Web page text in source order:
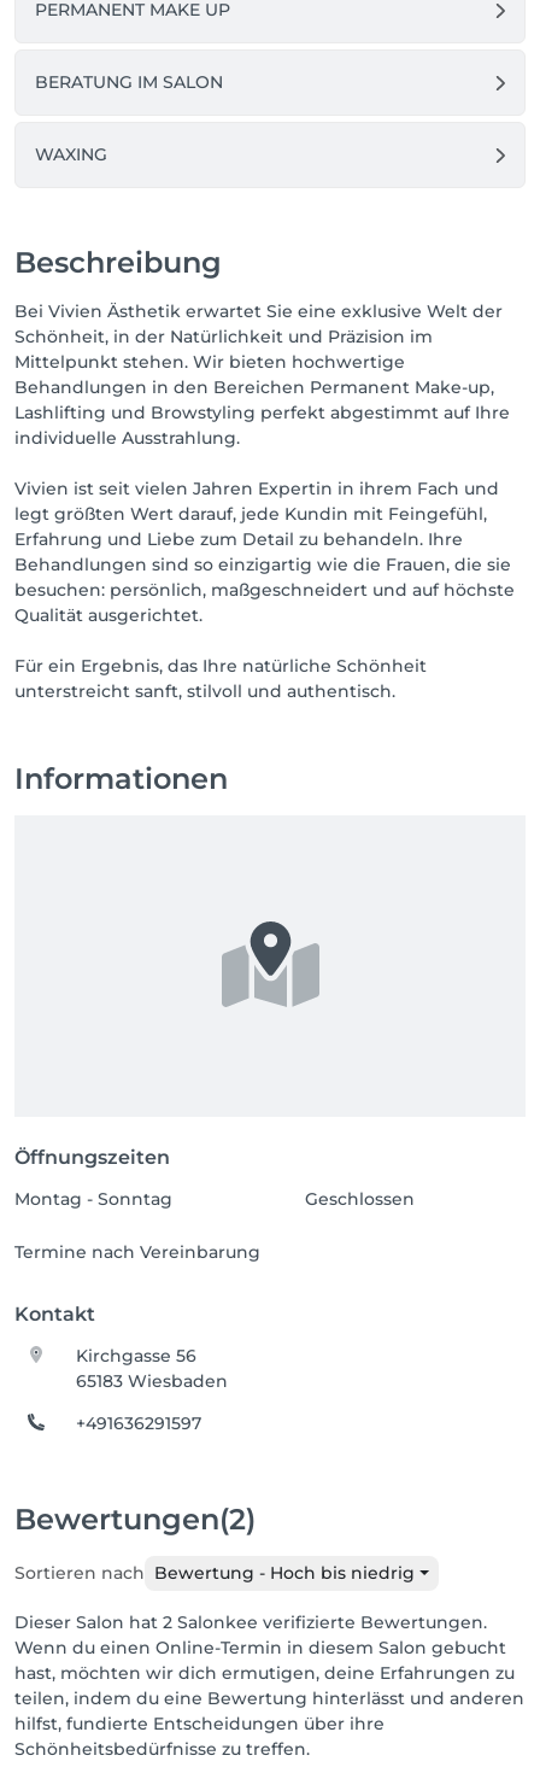
PERMANENT MAKE UP
BERATUNG IM SALON
WAXING
Beschreibung
Bei Vivien Ästhetik erwartet Sie eine exklusive Welt der
Schönheit, in der Natürlichkeit und Präzision im
Mittelpunkt stehen. Wir bieten hochwertige
Behandlungen in den Bereichen Permanent Make-up,
Lashlifting und Browstyling perfekt abgestimmt auf Ihre
individuelle Ausstrahlung.
Vivien ist seit vielen Jahren Expertin in ihrem Fach und
legt größten Wert darauf, jede Kundin mit Feingefühl,
Erfahrung und Liebe zum Detail zu behandeln. Ihre
Behandlungen sind so einzigartig wie die Frauen, die sie
besuchen: persönlich, maßgeschneidert und auf höchste
Qualität ausgerichtet.
Für ein Ergebnis, das Ihre natürliche Schönheit
Informationen
Öffnungszeiten
Montag - Sonntag Geschlossen
Termine nach Vereinbarung
Kontakt
Kirchgasse 56
65183 Wiesbaden
+491636291597
Bewertungen(2)
Sortieren nach Bewertung - Hoch bis niedrig
Dieser Salon hat 2 Salonkee verifizierte Bewertungen.
Wenn du einen Online-Termin in diesem Salon gebucht
hast, möchten wir dich ermutigen, deine Erfahrungen zu
teilen, indem du eine Bewertung hinterlässt und anderen
hilfst, fundierte Entscheidungen über ihre
Schönheitsbedürfnisse zu treffen.